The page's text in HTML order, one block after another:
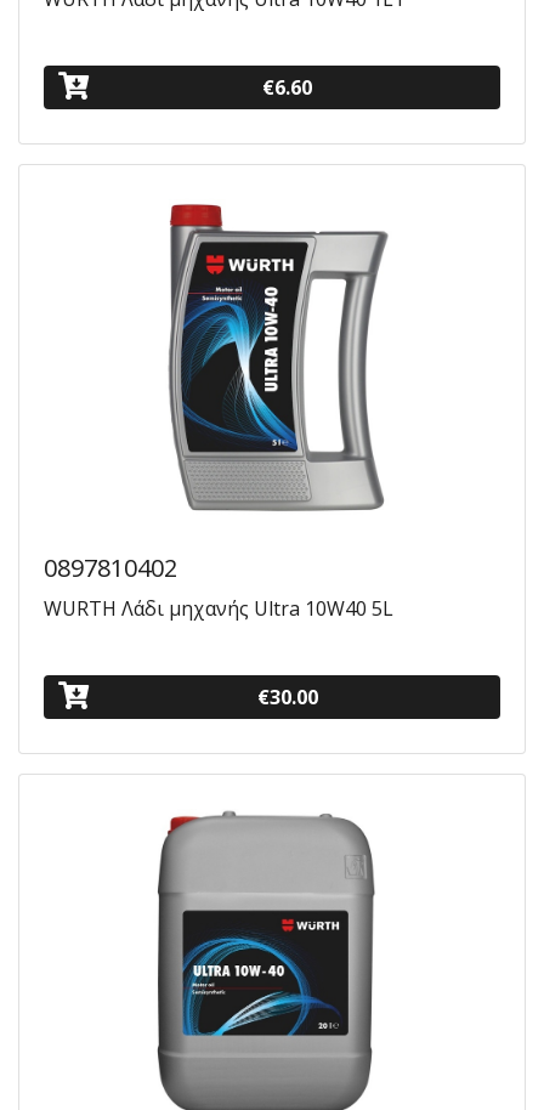
€6.60
0897810402
WURTH Λάδι μηχανής Ultra 10W40 5L
€30.00